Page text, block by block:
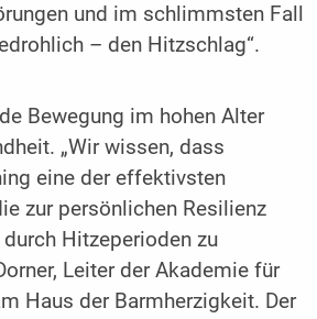
und im schlimmsten Fall
– den Hitzschlag“.
Bewegung im hohen Alter
„Wir wissen, dass
eine der effektivsten
zur persönlichen Resilienz
Hitzeperioden zu
Leiter der Akademie für
Haus der Barmherzigkeit. Der